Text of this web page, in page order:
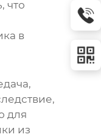
что
в
для
из